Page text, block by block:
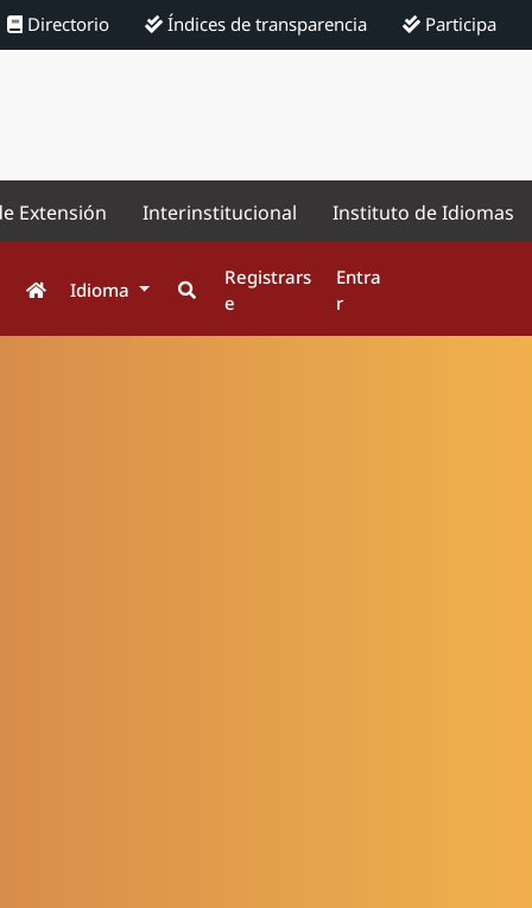
Directorio Índices de transparencia Participa
Extensión Interinstitucional Instituto de Idiomas
Idioma
Registrars
e
Entra
r